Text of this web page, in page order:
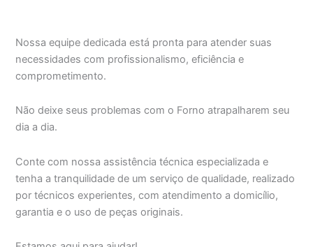
Nossa equipe dedicada está pronta para atender suas
necessidades com profissionalismo, eficiência e
comprometimento.
Não deixe seus problemas com o Forno atrapalharem seu
dia a dia.
Conte com nossa assistência técnica especializada e
tenha a tranquilidade de um serviço de qualidade, realizado
por técnicos experientes, com atendimento a domicílio,
garantia e o uso de peças originais.